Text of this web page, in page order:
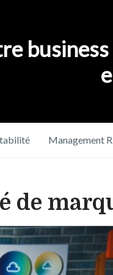
business
Management
de